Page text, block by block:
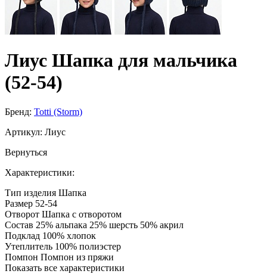
Лиус Шапка для мальчика
(52-54)
Бренд: Totti (Storm)
Артикул: Лиус
Вернуться
Характеристики:
Тип изделия Шапка
Размер 52-54
Отворот Шапка с отворотом
Состав 25% альпака 25% шерсть 50% акрил
Подклад 100% хлопок
Утеплитель 100% полиэстер
Помпон Помпон из пряжи
Показать все характеристики